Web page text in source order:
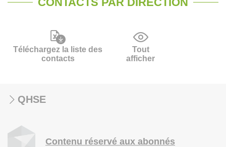
Téléchargez la liste des
contacts
Tout
afficher
QHSE
Contenu réservé aux abonnés